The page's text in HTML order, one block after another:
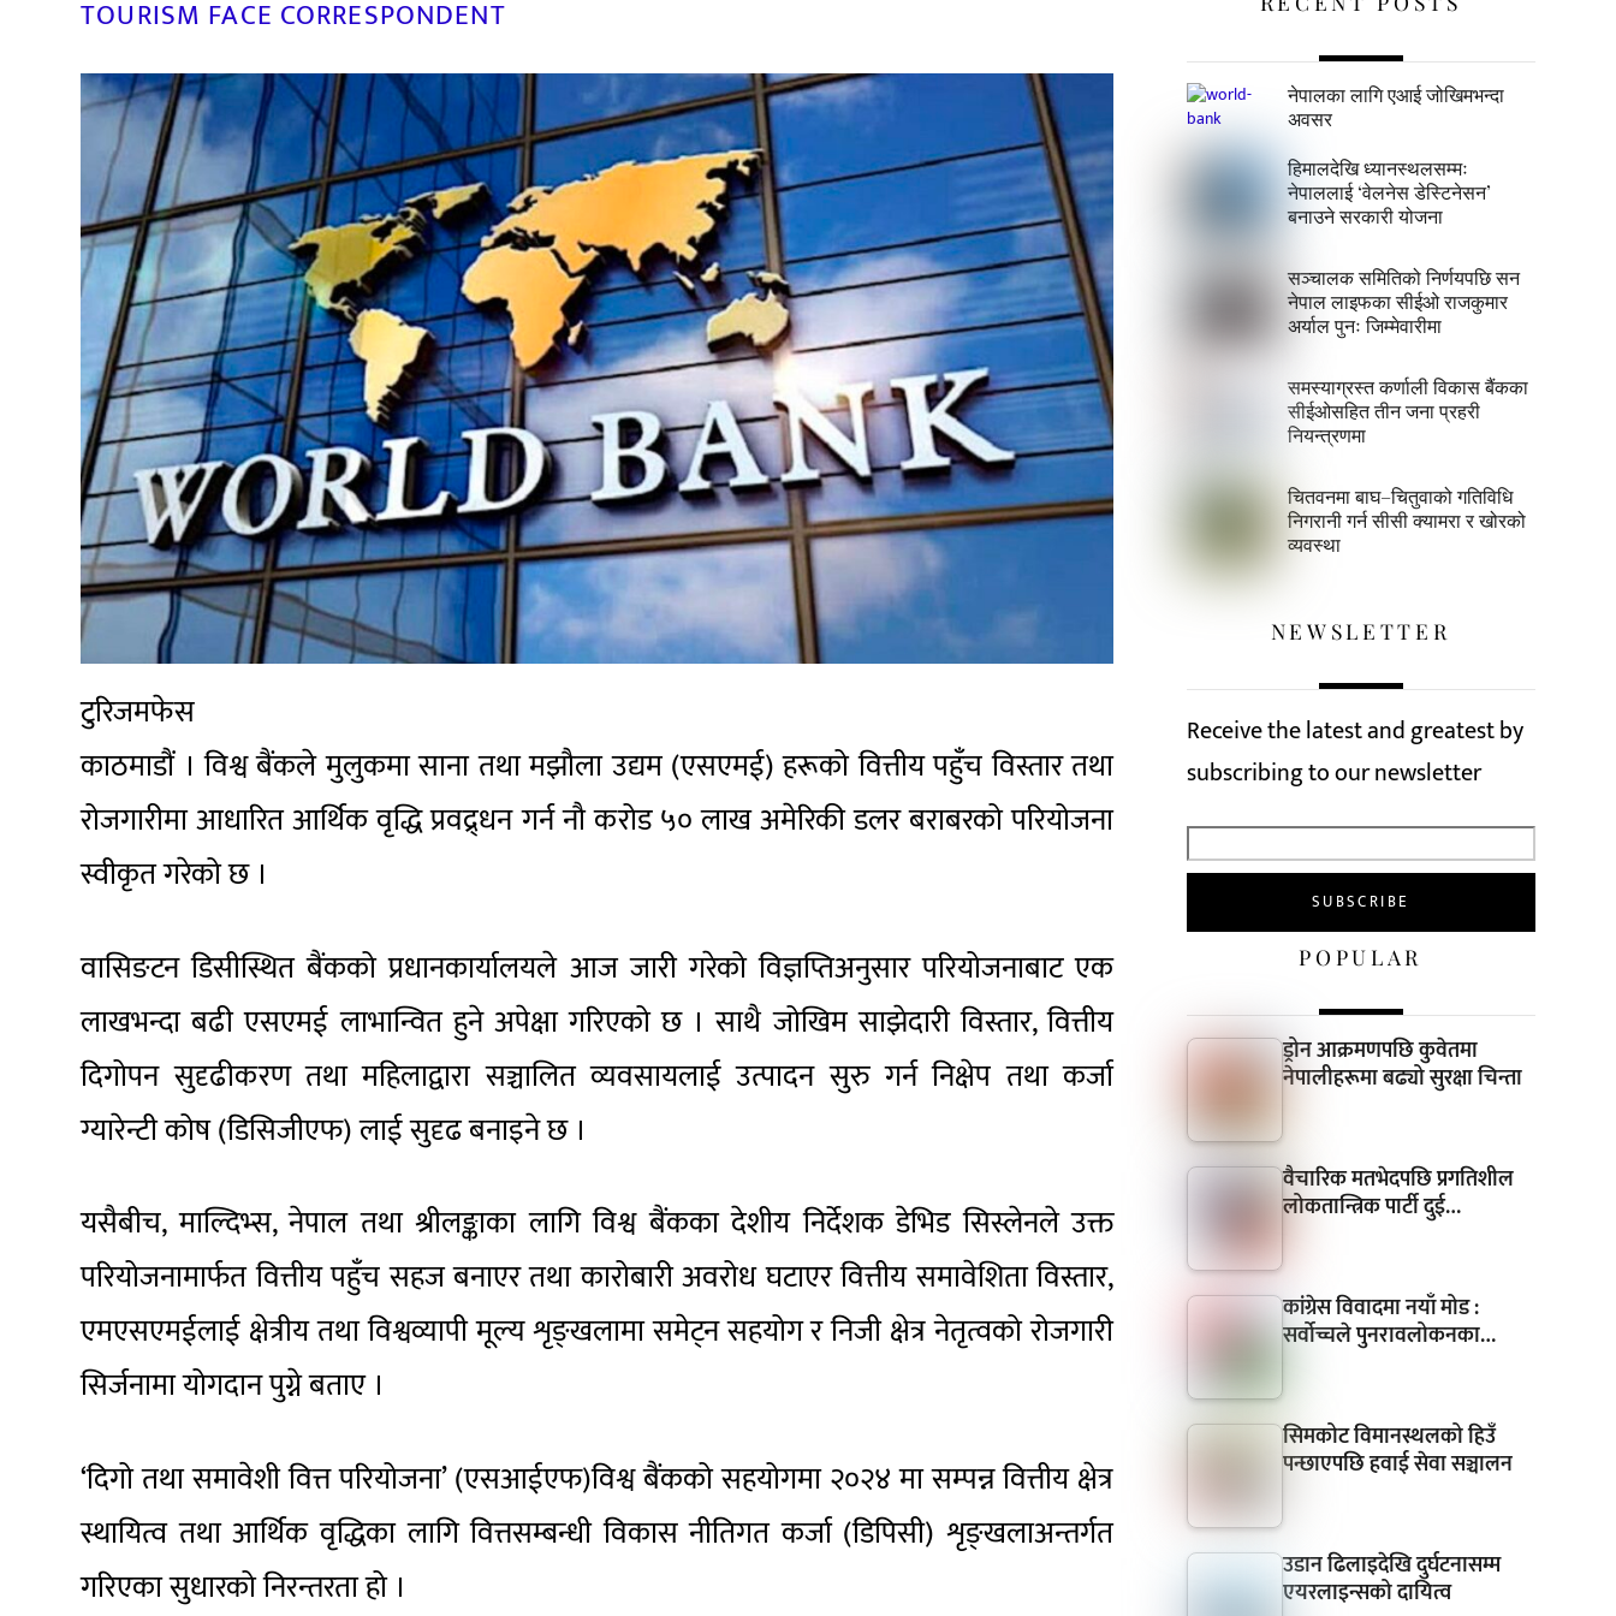
TOURISM FACE CORRESPONDENT
टुरिजमफेस
काठमाडौं । विश्व बैंकले मुलुकमा साना तथा मझौला उद्यम (एसएमई) हरूको वित्तीय पहुँच विस्तार तथा
रोजगारीमा आधारित आर्थिक वृद्धि प्रवद्र्धन गर्न नौ करोड ५० लाख अमेरिकी डलर बराबरको परियोजना
स्वीकृत गरेको छ ।
वासिङटन डिसीस्थित बैंकको प्रधानकार्यालयले आज जारी गरेको विज्ञप्तिअनुसार परियोजनाबाट एक
लाखभन्दा बढी एसएमई लाभान्वित हुने अपेक्षा गरिएको छ । साथै जोखिम साझेदारी विस्तार, वित्तीय
दिगोपन सुदृढीकरण तथा महिलाद्वारा सञ्चालित व्यवसायलाई उत्पादन सुरु गर्न निक्षेप तथा कर्जा
ग्यारेन्टी कोष (डिसिजीएफ) लाई सुदृढ बनाइने छ ।
यसैबीच, माल्दिभ्स, नेपाल तथा श्रीलङ्काका लागि विश्व बैंकका देशीय निर्देशक डेभिड सिस्लेनले उक्त
परियोजनामार्फत वित्तीय पहुँच सहज बनाएर तथा कारोबारी अवरोध घटाएर वित्तीय समावेशिता विस्तार,
एमएसएमईलाई क्षेत्रीय तथा विश्वव्यापी मूल्य शृङ्खलामा समेट्न सहयोग र निजी क्षेत्र नेतृत्वको रोजगारी
सिर्जनामा योगदान पुग्ने बताए ।
‘दिगो तथा समावेशी वित्त परियोजना’ (एसआईएफ)विश्व बैंकको सहयोगमा २०२४ मा सम्पन्न वित्तीय क्षेत्र
स्थायित्व तथा आर्थिक वृद्धिका लागि वित्तसम्बन्धी विकास नीतिगत कर्जा (डिपिसी) शृङ्खलाअन्तर्गत
गरिएका सुधारको निरन्तरता हो ।
नेपालका लागि एआई जोखिमभन्दा
अवसर
हिमालदेखि ध्यानस्थलसम्मः
नेपाललाई ‘वेलनेस डेस्टिनेसन’
बनाउने सरकारी योजना
सञ्चालक समितिको निर्णयपछि सन
नेपाल लाइफका सीईओ राजकुमार
अर्याल पुनः जिम्मेवारीमा
समस्याग्रस्त कर्णाली विकास बैंकका
सीईओसहित तीन जना प्रहरी
नियन्त्रणमा
चितवनमा बाघ–चितुवाको गतिविधि
निगरानी गर्न सीसी क्यामरा र खोरको
व्यवस्था
NEWSLETTER
Receive the latest and greatest by
subscribing to our newsletter
POPULAR
ड्रोन आक्रमणपछि कुवेतमा
नेपालीहरूमा बढ्यो सुरक्षा चिन्ता
वैचारिक मतभेदपछि प्रगतिशील
लोकतान्त्रिक पार्टी दुई…
कांग्रेस विवादमा नयाँ मोड :
सर्वोच्चले पुनरावलोकनका…
सिमकोट विमानस्थलको हिउँ
पन्छाएपछि हवाई सेवा सञ्चालन
उडान ढिलाइदेखि दुर्घटनासम्म
एयरलाइन्सको दायित्व